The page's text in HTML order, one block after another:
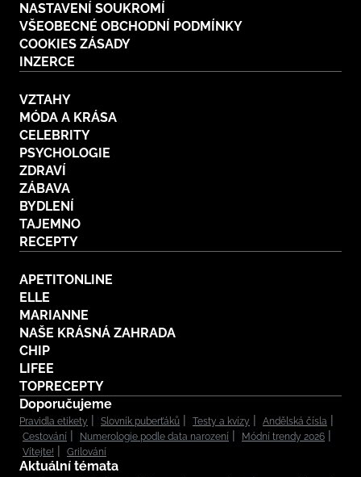
NASTAVENÍ SOUKROMÍ
VŠEOBECNÉ OBCHODNÍ PODMÍNKY
COOKIES ZÁSADY
INZERCE
VZTAHY
MÓDA A KRÁSA
CELEBRITY
PSYCHOLOGIE
ZDRAVÍ
ZÁBAVA
BYDLENÍ
TAJEMNO
RECEPTY
APETITONLINE
ELLE
MARIANNE
NAŠE KRÁSNÁ ZAHRADA
CHIP
LIFEE
TOPRECEPTY
Doporučujeme
Pravidla etikety Slovník puberťáků Testy a kvízy
Andělská čísla
Cestování
Numerologie podle data narození
Módní trendy 2026
Vítejte!
Grilování
Aktuální témata